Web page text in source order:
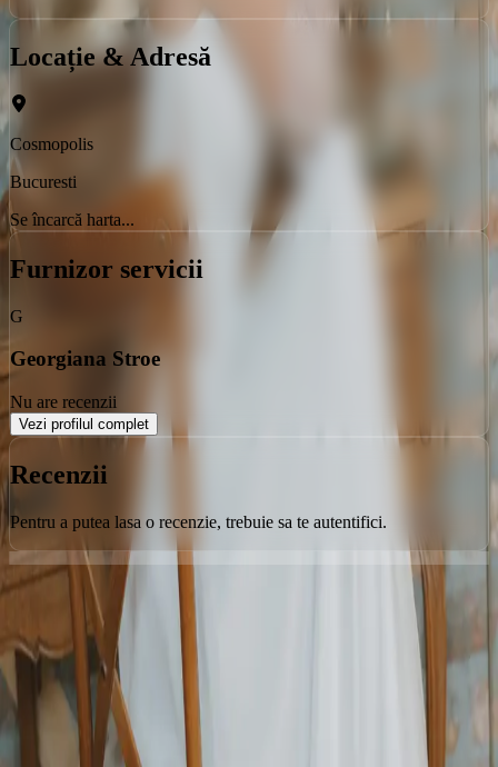
Locație & Adresă
Cosmopolis
Bucuresti
Se încarcă harta...
Furnizor servicii
G
Georgiana Stroe
Nu are recenzii
Vezi profilul complet
Recenzii
Pentru a putea lasa o recenzie, trebuie sa te autentifici.
Orice poveste începe cu un loc
Urmărește-ne